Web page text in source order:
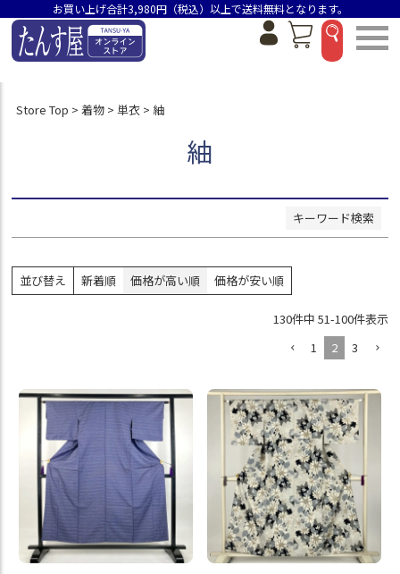
お買い上げ合計3,980円（税込）以上で送料無料となります。
Store Top 着物 単衣 紬
紬
キーワード検索
並び順
価格が高い順
並び替え 新着順 価格が高い順 価格が安い順
130件中 51-100件表示
1
2 3